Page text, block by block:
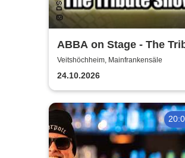
ABBA on Stage - The
Show
Veitshöchheim, Mainfrankensäle
24.10.2026